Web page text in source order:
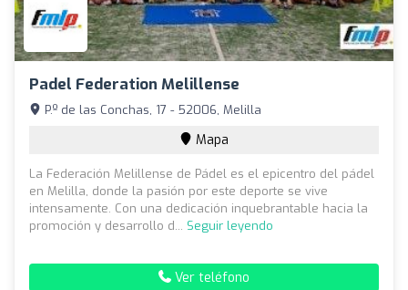
Padel Federation Melillense
P.º de las Conchas, 17 - 52006, Melilla
Mapa
La Federación Melillense de Pádel es el epicentro del pádel
en Melilla, donde la pasión por este deporte se vive
intensamente. Con una dedicación inquebrantable hacia la
promoción y desarrollo d... Seguir leyendo
Ver teléfono